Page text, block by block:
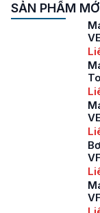
SẢN PHẨM